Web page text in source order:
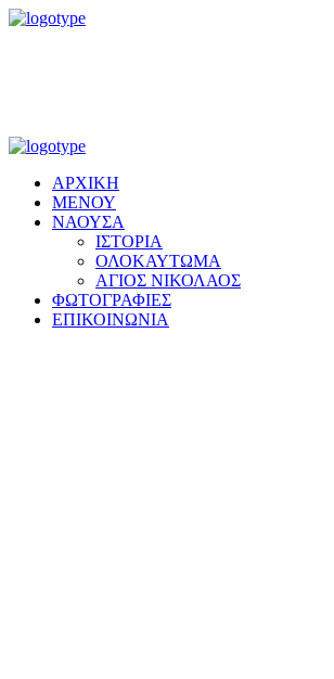
ΑΡΧΙΚΗ
ΜΕΝΟΥ
ΝΑΟΥΣΑ
ΙΣΤΟΡΙΑ
ΟΛΟΚΑΥΤΩΜΑ
ΑΓΙΟΣ ΝΙΚΟΛΑΟΣ
ΦΩΤΟΓΡΑΦΙΕΣ
ΕΠΙΚΟΙΝΩΝΙΑ